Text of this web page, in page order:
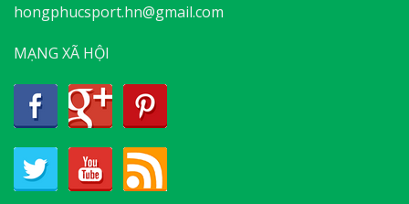
hongphucsport.hn@gmail.com
MẠNG XÃ HỘI